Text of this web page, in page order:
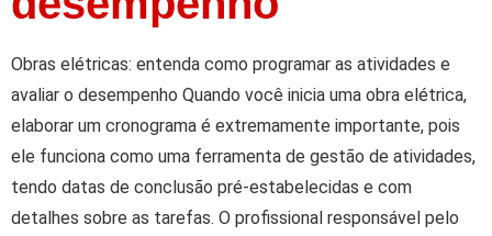
Obras elétricas: entenda como programar as atividades e
avaliar o desempenho Quando você inicia uma obra elétrica,
elaborar um cronograma é extremamente importante, pois
ele funciona como uma ferramenta de gestão de atividades,
tendo datas de conclusão pré-estabelecidas e com
detalhes sobre as tarefas. O profissional responsável pelo